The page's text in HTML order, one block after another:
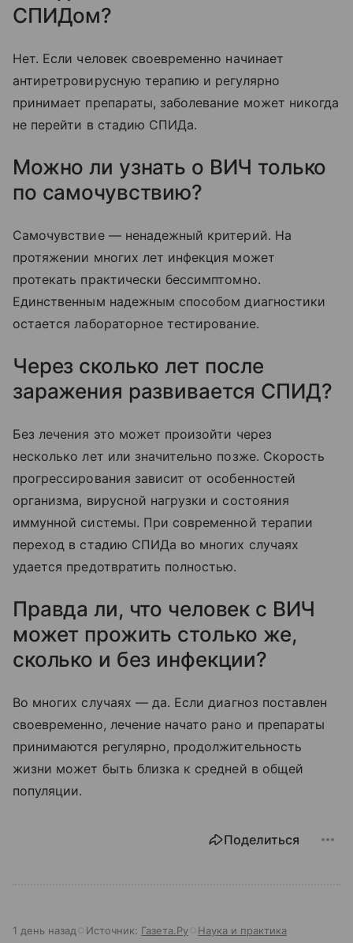
СПИДом?
Нет. Если человек своевременно начинает
антиретровирусную терапию и регулярно
принимает препараты, заболевание может никогда
не перейти в стадию СПИДа.
Можно ли узнать о ВИЧ только
по самочувствию?
Самочувствие — ненадежный критерий. На
протяжении многих лет инфекция может
протекать практически бессимптомно.
Единственным надежным способом диагностики
остается лабораторное тестирование.
Через сколько лет после
заражения развивается СПИД?
Без лечения это может произойти через
несколько лет или значительно позже. Скорость
прогрессирования зависит от особенностей
организма, вирусной нагрузки и состояния
иммунной системы. При современной терапии
переход в стадию СПИДа во многих случаях
удается предотвратить полностью.
Правда ли, что человек с ВИЧ
может прожить столько же,
сколько и без инфекции?
Во многих случаях — да. Если диагноз поставлен
своевременно, лечение начато рано и препараты
принимаются регулярно, продолжительность
жизни может быть близка к средней в общей
популяции.
Поделиться
1 день назад Источник: Газета.Ру Наука и практика